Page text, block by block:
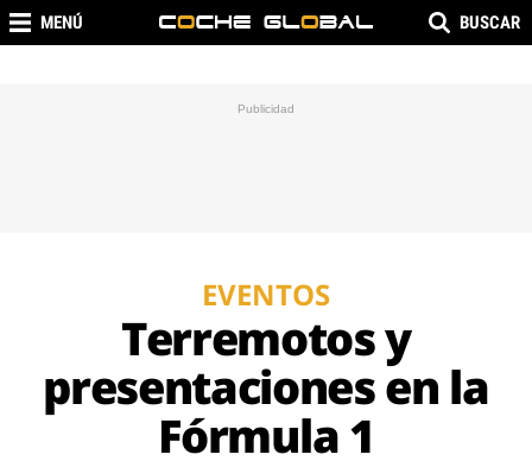
MENÚ BUSCAR
EVENTOS
Terremotos y
presentaciones en la
Fórmula 1